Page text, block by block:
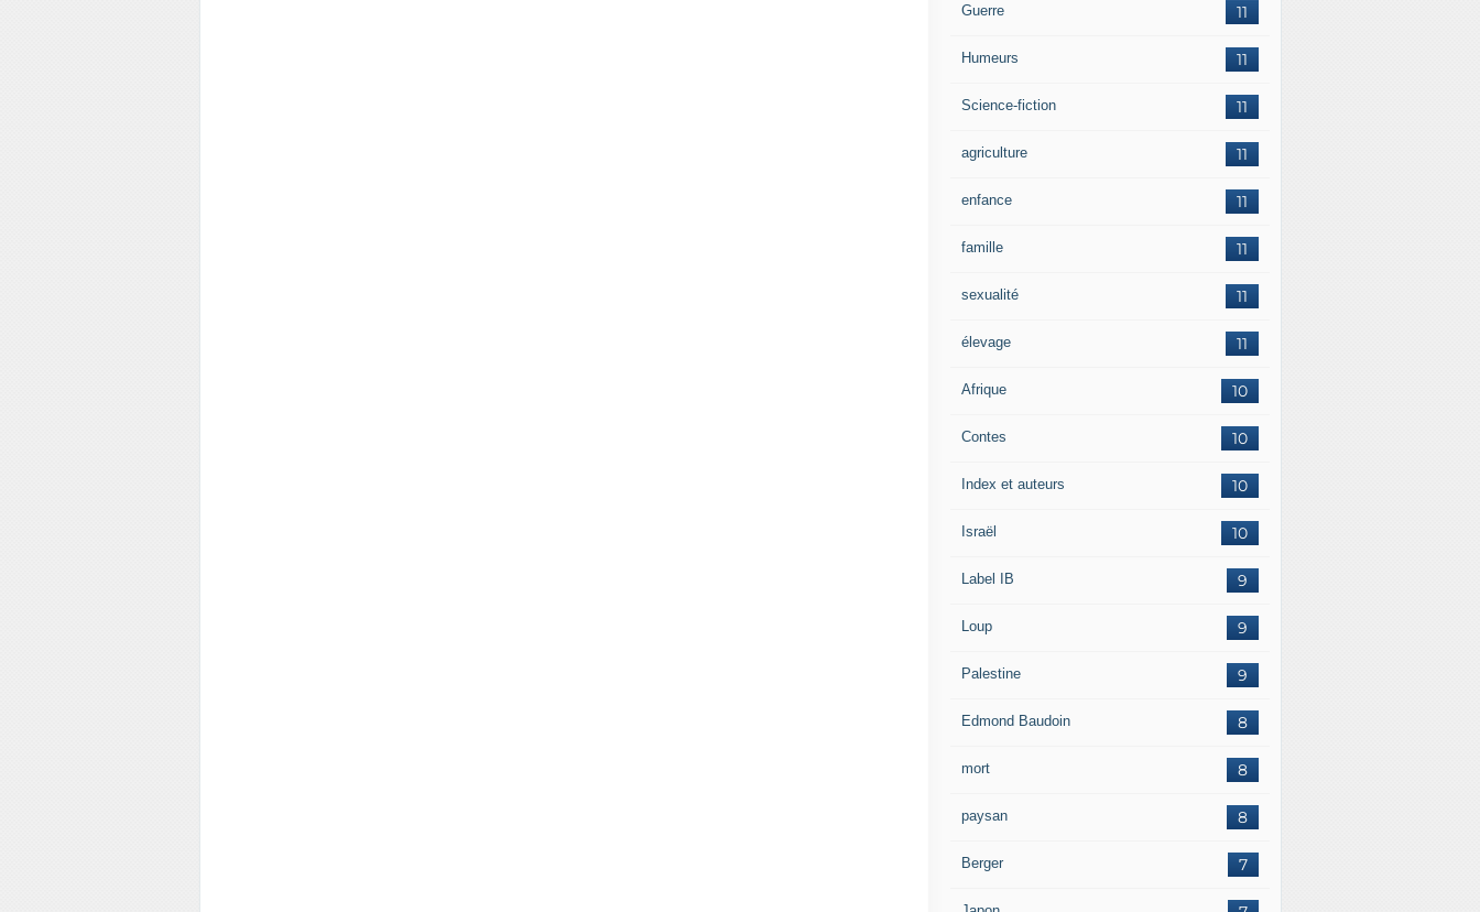
11
Guerre
11
Humeurs
11
Science-fiction
11
agriculture
11
enfance
11
famille
11
sexualité
11
élevage
10
Afrique
10
Contes
10
Index et auteurs
10
Israël
9
Label IB
9
Loup
9
Palestine
8
Edmond Baudoin
8
mort
8
paysan
7
Berger